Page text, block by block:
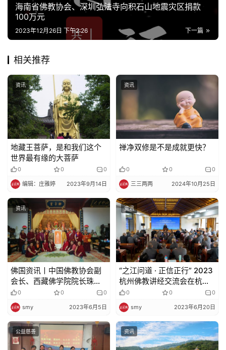
心
乐
提
专
题
公
益
慈
善
佛
教
人
物
寺
院
巡
礼
频
登录 注册
海南省佛教协会、深圳弘法寺向积石山地震灾区捐款
100万元
下一篇
2023年12月26日 下午2:26
相关推荐
资讯
地藏王菩萨，是和我们这个
世界最有缘的大菩萨
0 0 0
编辑：庄雅婷 2023年9月14日
资讯
禅净双修是不是成就更快？
0 0 0
三三两两 2024年10月25日
资讯
佛国资讯丨中国佛教协会副
会长、西藏佛学院院长珠康·
土登克珠活佛一行参访普陀
山
0 0 0
smy 2023年6月5日
资讯
“之江问道 · 正信正行” 2023
杭州佛教讲经交流会在杭州
佛学院举行
0 0 0
smy 2023年6月20日
公益慈善 资讯